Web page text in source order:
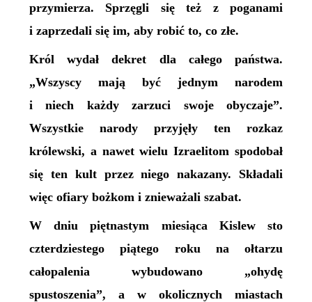
przymierza. Sprzęgli się też z poganami
i zaprzedali się im, aby robić to, co złe.
Król wydał dekret dla całego państwa.
„Wszyscy mają być jednym narodem
i niech każdy zarzuci swoje obyczaje”.
Wszystkie narody przyjęły ten rozkaz
królewski, a nawet wielu Izraelitom spodobał
się ten kult przez niego nakazany. Składali
więc ofiary bożkom i znieważali szabat.
W dniu piętnastym miesiąca Kislew sto
czterdziestego piątego roku na ołtarzu
całopalenia wybudowano „ohydę
spustoszenia”, a w okolicznych miastach